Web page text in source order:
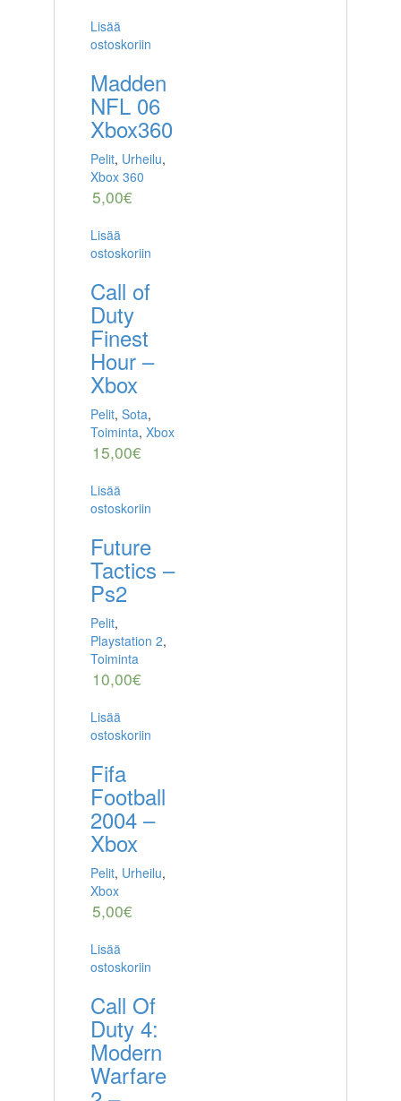
Lisää
ostoskoriin
Madden
NFL 06
Xbox360
Pelit, Urheilu,
Xbox 360
5,00€
Lisää
ostoskoriin
Call of
Duty
Finest
Hour –
Xbox
Pelit, Sota,
Toiminta, Xbox
15,00€
Lisää
ostoskoriin
Future
Tactics –
Ps2
Pelit,
Playstation 2,
Toiminta
10,00€
Lisää
ostoskoriin
Fifa
Football
2004 –
Xbox
Pelit, Urheilu,
Xbox
5,00€
Lisää
ostoskoriin
Call Of
Duty 4:
Modern
Warfare